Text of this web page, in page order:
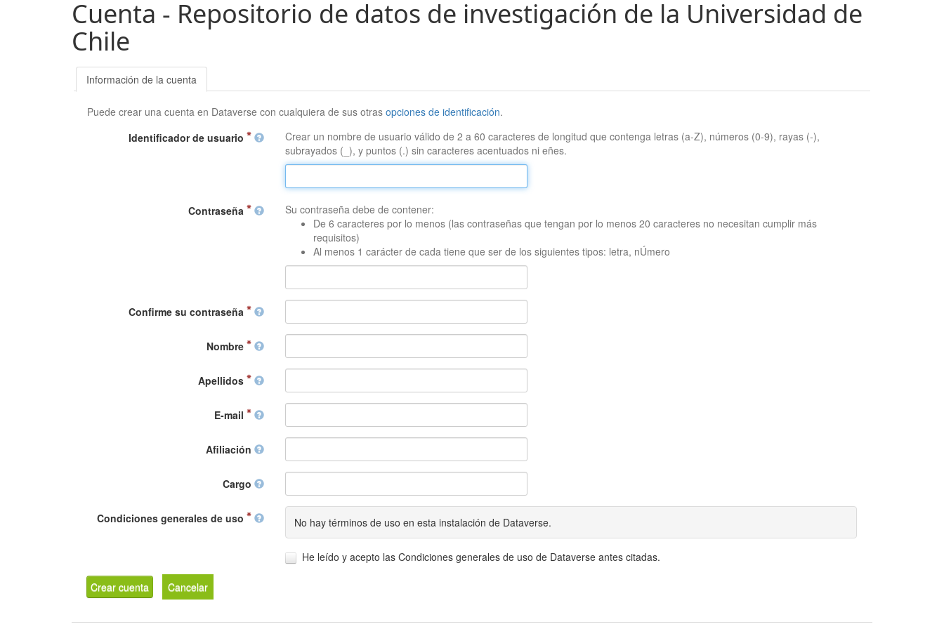
Cuenta - Repositorio de datos de investigación de la Universidad de
Chile
Información de la cuenta
Puede crear una cuenta en Dataverse con cualquiera de sus otrasopciones de identificación.
Identificador de usuario
Crear un nombre de usuario válido de 2 a 60 caracteres de longitud que contenga letras (a-Z), números (0-9), rayas (-),
subrayados (_), y puntos (.) sin caracteres acentuados ni eñes.
Contraseña
Su contraseña debe de contener:
De 6 caracteres por lo menos (las contraseñas que tengan por lo menos 20 caracteres no necesitan cumplir más
requisitos)
Al menos 1 carácter de cada tiene que ser de los siguientes tipos: letra, nÚmero
Confirme su contraseña
Nombre
Apellidos
E-mail
Afiliación
Cargo
Condiciones generales de uso No hay términos de uso en esta instalación de Dataverse.
He leído y acepto las Condiciones generales de uso de Dataverse antes citadas.
Crear cuenta Cancelar